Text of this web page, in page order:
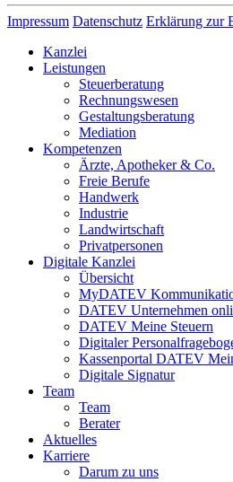
Impressum Datenschutz Erklärung zur
Kanzlei
Leistungen
Steuerberatung
Rechnungswesen
Gestaltungsberatung
Mediation
Kompetenzen
Ärzte, Apotheker & Co.
Freie Berufe
Handwerk
Industrie
Landwirtschaft
Privatpersonen
Digitale Kanzlei
Übersicht
MyDATEV
DATEV Unternehmen
DATEV Meine Steuern
Digitaler
Kassenportal DATEV
Digitale Signatur
Team
Team
Berater
Aktuelles
Karriere
Darum zu uns